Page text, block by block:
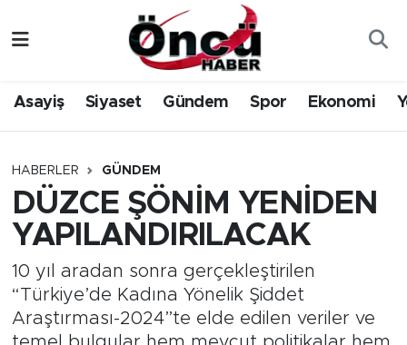
Asayiş Siyaset Gündem Spor Ekonomi
HABERLER GÜNDEM
DÜZCE ŞÖNİM YENİDEN
YAPILANDIRILACAK
10 yıl aradan sonra gerçekleştirilen
“Türkiye’de Kadına Yönelik Şiddet
Araştırması-2024”te elde edilen veriler ve
Gündem
Sağlık & Çevre
Spor
Yerel Haber
Düzce Nöbetçi Eczaneler
Düzce Hava Durumu
Düzce Namaz Vakitleri
Düzce Trafik Yoğunluk Haritası
Tüm Manşetler